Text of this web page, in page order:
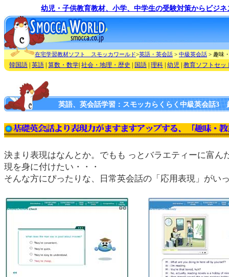
幼児・子供教育教材、小学、中学生の受験対策からビジ
在宅学習教材ソフト スモッカワールド>英語・英会話 > 中級英会話 > 趣味
韓国語 英語 算数・数学 社会・地理・歴史 国語 理科 幼児 教育ソフトセッ
英語、英会話学習：スモッカらくらく中級英会話3
決まり表現はなんとか。でもも っとバラエティーに富ん
現を身に付けたい・・・
そんな方にぴったりな、日常英会話の「応用表現」がい